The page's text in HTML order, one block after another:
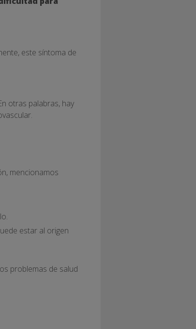
este síntoma de
otras palabras, hay
mencionamos
estar al origen
problemas de salud